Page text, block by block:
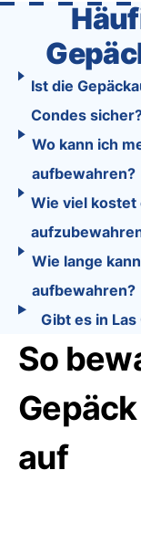
Ist die
Condes
Wo kann ich
aufbewahren?
Wie viel kostet
Wie lange
aufbewahren?
Gibt es in
So
auf